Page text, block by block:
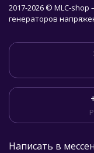
2017-2026 © MLC-
генераторов
Написать в